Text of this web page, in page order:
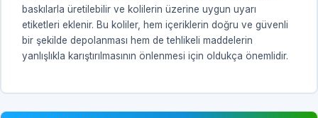
baskılarla üretilebilir ve kolilerin üzerine uygun uyarı
etiketleri eklenir. Bu koliler, hem içeriklerin doğru ve güvenli
bir şekilde depolanması hem de tehlikeli maddelerin
yanlışlıkla karıştırılmasının önlenmesi için oldukça önemlidir.